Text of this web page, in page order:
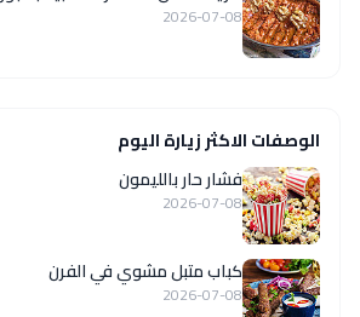
2026-07-08
الوصفات الاكثر زيارة اليوم
فشار حار بالليمون
2026-07-08
كباب متبل مشوي في الفرن
2026-07-08